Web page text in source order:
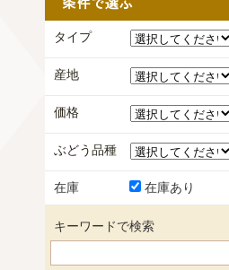
タイプ
産地
価格
ぶどう品種
在庫 在庫あり
キーワードで検索